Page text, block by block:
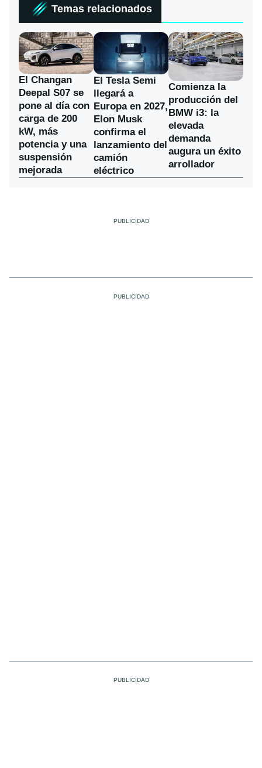
Temas relacionados
El Changan
Deepal S07 se
pone al día con
carga de 200
kW, más
potencia y una
suspensión
mejorada
El Tesla Semi
llegará a
Europa en 2027,
Elon Musk
confirma el
lanzamiento del
camión
eléctrico
Comienza la
producción del
BMW i3: la
elevada
demanda
augura un éxito
arrollador